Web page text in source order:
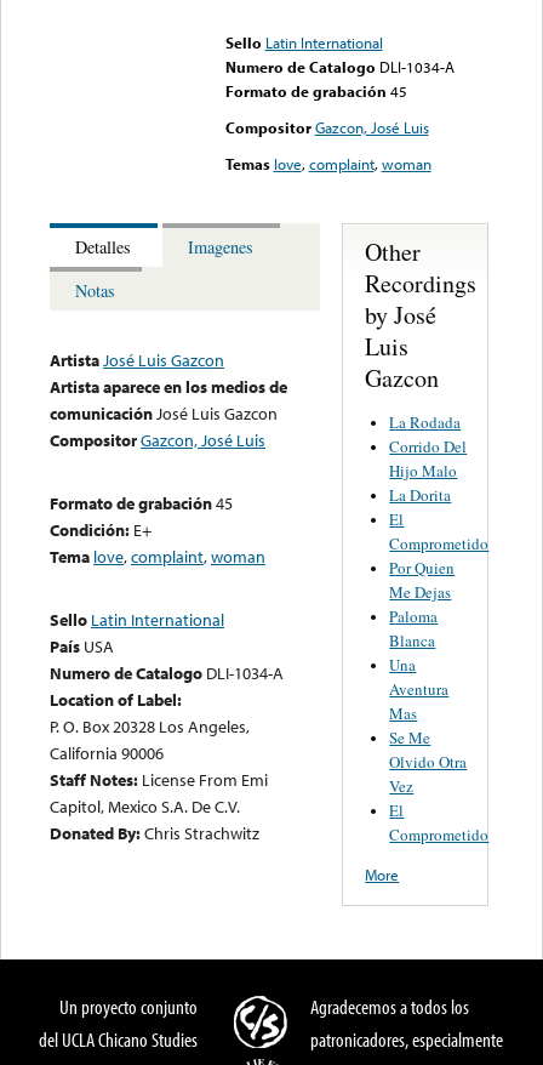
Sello Latin International
Numero de Catalogo DLI-1034-A
Formato de grabación 45
Compositor Gazcon, José Luis
Temas love,complaint,woman
Detalles
Imagenes
Notas
ArtistaJosé Luis Gazcon
Artista aparece en los medios de
comunicaciónJosé Luis Gazcon
CompositorGazcon, José Luis
Formato de grabación45
Condición: E+
Tema love,complaint,woman
Sello Latin International
País USA
Numero de Catalogo DLI-1034-A
Location of Label:
P. O. Box 20328 Los Angeles,
California 90006
Staff Notes: License From Emi
Capitol, Mexico S.A. De C.V.
Donated By:Chris Strachwitz
Other
Recordings
by José
Luis
Gazcon
La Rodada
Corrido Del
Hijo Malo
La Dorita
El
Comprometido
Por Quien
Me Dejas
Paloma
Blanca
Una
Aventura
Mas
Se Me
Olvido Otra
Vez
El
Comprometido
More
Un proyecto conjunto
del UCLA Chicano Studies
Agradecemos a todos los
patronicadores, especialmente